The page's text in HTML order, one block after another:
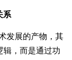
系
发展的产物，其
辑，而是通过功